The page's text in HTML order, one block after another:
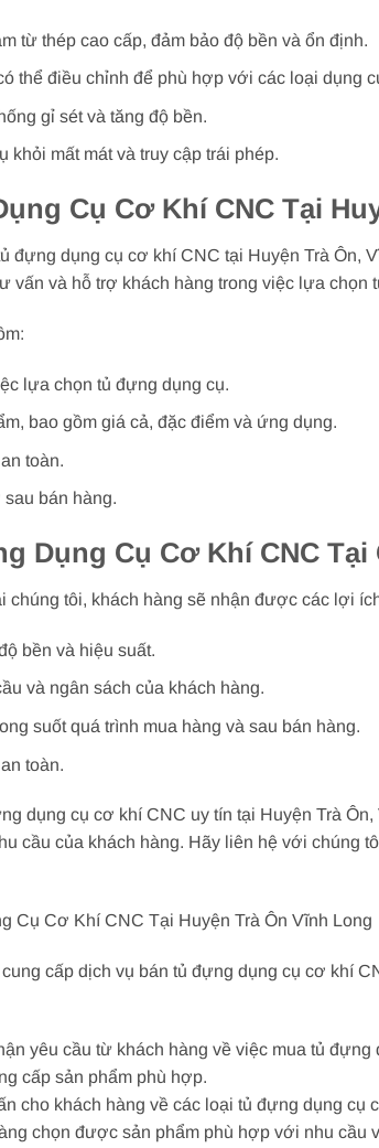
từ thép cao cấp, đảm bảo độ bền và ổn định.
thể điều chỉnh để phù hợp với các loại dụng
gỉ sét và tăng độ bền.
khỏi mất mát và truy cập trái phép.
Cụ Cơ Khí CNC Tại
đựng dụng cụ cơ khí CNC tại Huyện Trà Ôn,
vấn và hỗ trợ khách hàng trong việc lựa
lựa chọn tủ đựng dụng cụ.
bao gồm giá cả, đặc điểm và ứng dụng.
toàn.
bán hàng.
Dụng Cụ Cơ Khí CNC Tại
chúng tôi, khách hàng sẽ nhận được các lợi
bền và hiệu suất.
và ngân sách của khách hàng.
suốt quá trình mua hàng và sau bán hàng.
toàn.
dụng cụ cơ khí CNC uy tín tại Huyện Trà
cầu của khách hàng. Hãy liên hệ với chúng
Cụ Cơ Khí CNC Tại Huyện Trà Ôn Vĩnh Long
cấp dịch vụ bán tủ đựng dụng cụ cơ khí
yêu cầu từ khách hàng về việc mua tủ
cấp sản phẩm phù hợp.
cho khách hàng về các loại tủ đựng dụng
chọn được sản phẩm phù hợp với nhu cầu